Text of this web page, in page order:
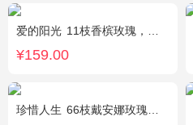
爱的阳光 11枝香槟玫瑰，间插白色满天星、白色桔梗、尤加利叶
¥159.00
珍惜人生 66枝戴安娜玫瑰，勿忘我适量围绕。